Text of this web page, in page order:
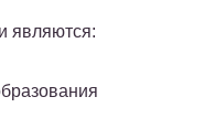
являются: